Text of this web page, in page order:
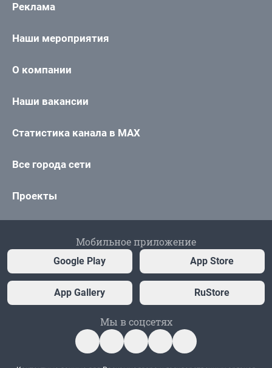
Реклама
Наши мероприятия
О компании
Наши вакансии
Статистика канала в MAX
Все города сети
Проекты
Мобильное приложение
Google Play App Store
App Gallery RuStore
Мы в соцсетях